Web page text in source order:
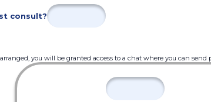
consult?
you will be granted access to a chat where you can